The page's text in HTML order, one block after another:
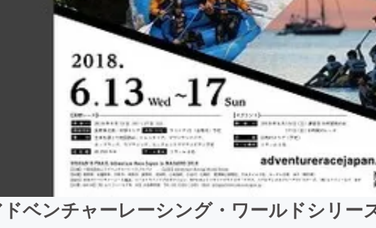
ベンチャーレーシング・ワールドシリー